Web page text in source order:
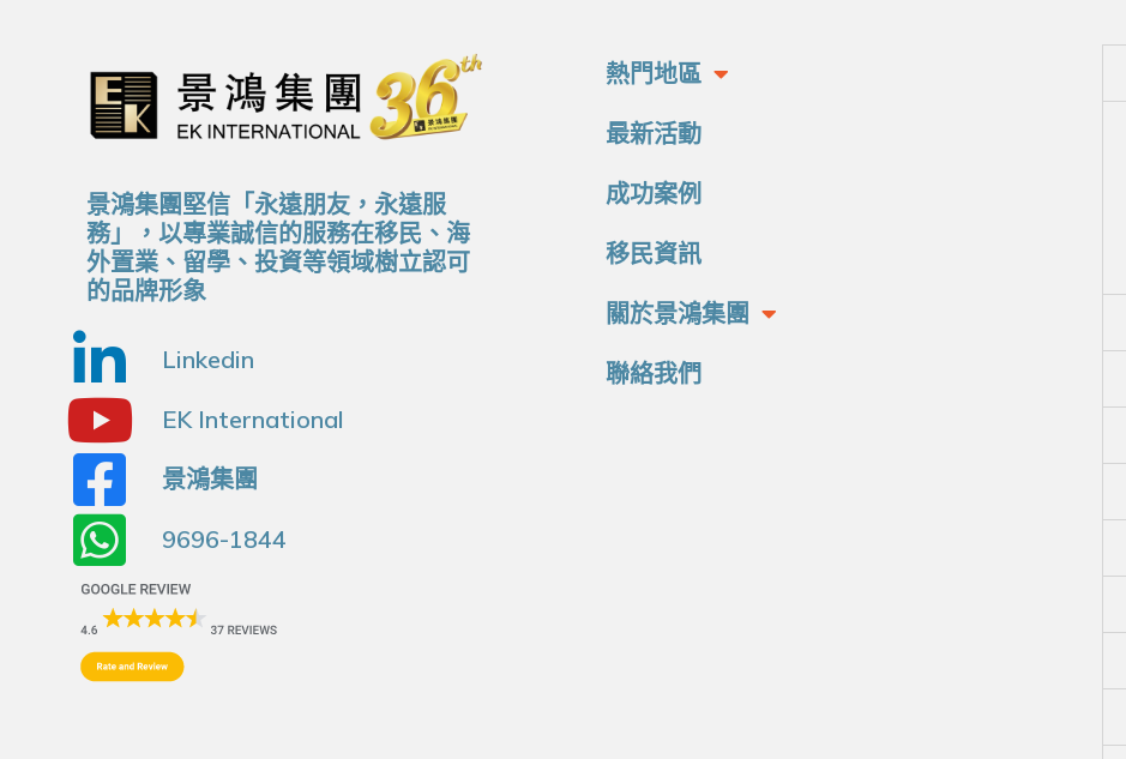
景鴻集團堅信「永遠朋友，永遠服
務」，以專業誠信的服務在移民、海
外置業、留學、投資等領域樹立認可
的品牌形象
Linkedin
EK International
景鴻集團
9696-1844
熱門地區
最新活動
成功案例
移民資訊
關於景鴻集團
聯絡我們